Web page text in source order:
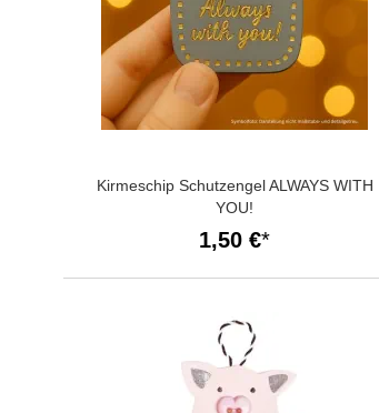
Kirmeschip Schutzengel ALWAYS WITH
YOU!
1,50 €